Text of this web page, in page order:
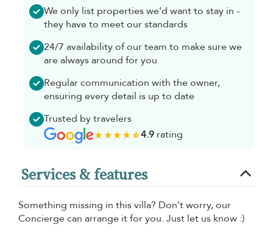
We only list properties we’d want to stay in -
they have to meet our standards
24/7 availability of our team to make sure we
are always around for you
Regular communication with the owner,
ensuring every detail is up to date
Trusted by travelers
4.9rating
Services & features
Something missing in this villa? Don't worry, our
Concierge can arrange it for you. Just let us know :)